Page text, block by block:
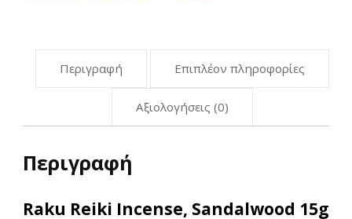
Περιγραφή Επιπλέον πληροφορίες
Αξιολογήσεις (0)
Περιγραφή
Raku Reiki Incense, Sandalwood 15g